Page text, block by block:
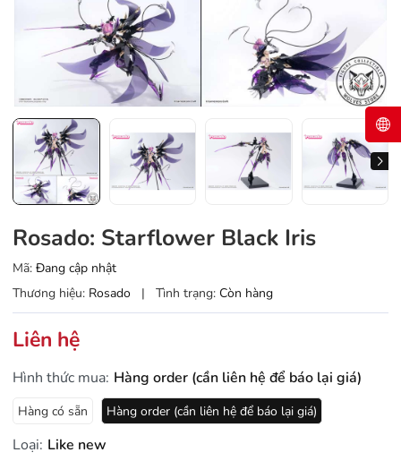
Rosado: Starflower Black Iris
Mã: Đang cập nhật
Thương hiệu: Rosado | Tình trạng: Còn hàng
Liên hệ
Hình thức mua: Hàng order (cần liên hệ để báo lại giá)
Hàng có sẵn Hàng order (cần liên hệ để báo lại giá)
Loại: Like new